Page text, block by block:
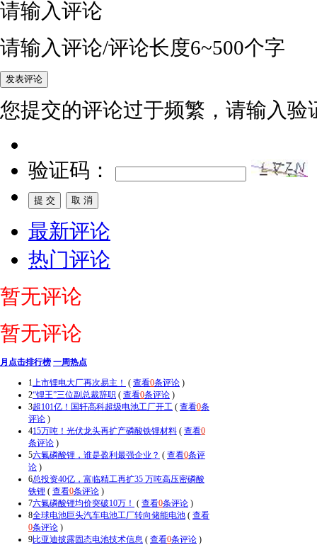
请输入评论
请输入评论/评论长度6~500个字
您提交的评论过于频繁，请输入验
验证码：
最新评论
热门评论
暂无评论
暂无评论
月点击排行榜 一周热点
1上市锂电大厂再次易主！ ( 查看0条评论 )
2“锂王”三位副总裁辞职 ( 查看0条评论 )
3超101亿！国轩高科超级电池工厂开工 ( 查看0条
评论 )
415万吨！光伏龙头再扩产磷酸铁锂材料 ( 查看0
条评论 )
5六氟磷酸锂，谁是盈利最强企业？ ( 查看0条评
论 )
6总投资40亿，富临精工再扩35 万吨高压密磷酸
铁锂 ( 查看0条评论 )
7六氟磷酸锂均价突破10万！ ( 查看0条评论 )
8全球电池巨头汽车电池工厂转向储能电池 ( 查看
0条评论 )
9比亚迪披露固态电池技术信息 ( 查看0条评论 )